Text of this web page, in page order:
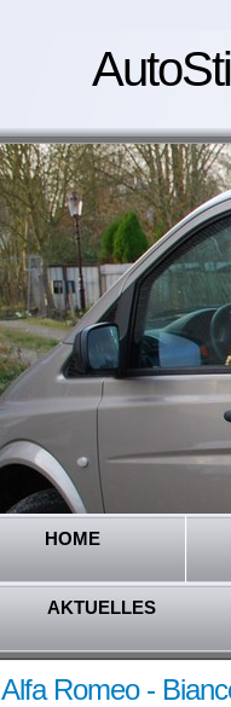
HOME
AKTUELLES
Alfa Romeo -